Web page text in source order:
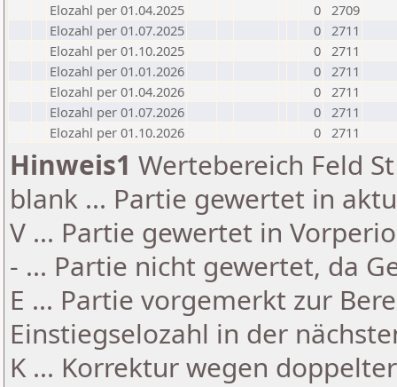
Elozahl per 01.04.2025
0 2709
Elozahl per 01.07.2025
0 2711
Elozahl per 01.10.2025
0 2711
Elozahl per 01.01.2026
0 2711
Elozahl per 01.04.2026
0 2711
Elozahl per 01.07.2026
0 2711
Elozahl per 01.10.2026
0 2711
Hinweis1 Wertebereich Feld
blank ... Partie gewertet in
V ... Partie gewertet in
- ... Partie nicht gewertet, da
E ... Partie vorgemerkt zur
Einstiegselozahl in der
K ... Korrektur wegen